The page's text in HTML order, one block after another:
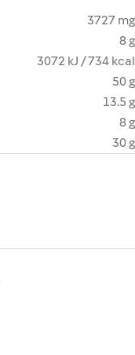
3727 mg
8 g
3072 kJ / 734 kcal
50 g
13.5 g
8 g
30 g